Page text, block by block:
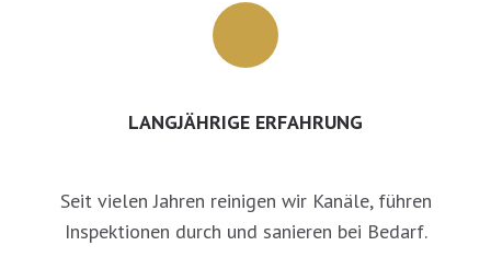
LANGJÄHRIGE ERFAHRUNG
Seit vielen Jahren reinigen wir Kanäle, führen
Inspektionen durch und sanieren bei Bedarf.